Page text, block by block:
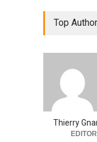
Top
Thierry
EDITOR